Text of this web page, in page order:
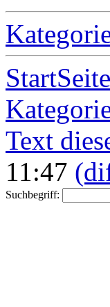
StartSeite
Text
11:47
Suchbegriff: